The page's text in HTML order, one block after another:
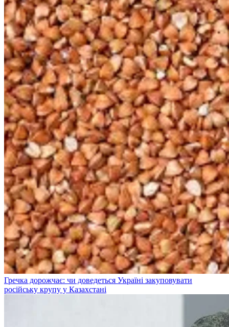
Гречка дорожчає: чи доведеться Україні закуповувати
російську крупу у Казахстані